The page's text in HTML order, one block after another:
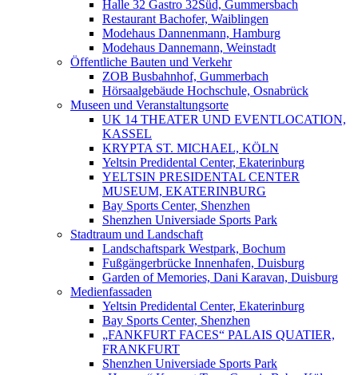
Halle 32 Gastro 32Süd, Gummersbach
Restaurant Bachofer, Waiblingen
Modehaus Dannenmann, Hamburg
Modehaus Dannemann, Weinstadt
Öffentliche Bauten und Verkehr
ZOB Busbahnhof, Gummerbach
Hörsaalgebäude Hochschule, Osnabrück
Museen und Veranstaltungsorte
UK 14 THEATER UND EVENTLOCATION,
KASSEL
KRYPTA ST. MICHAEL, KÖLN
Yeltsin Predidental Center, Ekaterinburg
YELTSIN PRESIDENTAL CENTER
MUSEUM, EKATERINBURG
Bay Sports Center, Shenzhen
Shenzhen Universiade Sports Park
Stadtraum und Landschaft
Landschaftspark Westpark, Bochum
Fußgängerbrücke Innenhafen, Duisburg
Garden of Memories, Dani Karavan, Duisburg
Medienfassaden
Yeltsin Predidental Center, Ekaterinburg
Bay Sports Center, Shenzhen
„FANKFURT FACES“ PALAIS QUATIER,
FRANKFURT
Shenzhen Universiade Sports Park